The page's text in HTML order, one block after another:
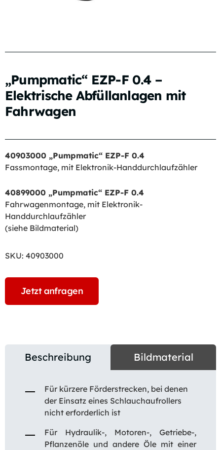
„Pumpmatic“ EZP-F 0.4 –
Elektrische Abfüllanlagen mit
Fahrwagen
40903000 „Pumpmatic“ EZP-F 0.4
Fassmontage, mit Elektronik-Handdurchlaufzähler
40899000 „Pumpmatic“ EZP-F 0.4
Fahrwagenmontage, mit Elektronik-
Handdurchlaufzähler
(siehe Bildmaterial)
SKU: 40903000
Jetzt anfragen
Beschreibung Bildmaterial
Für kürzere Förderstrecken, bei denen
der Einsatz eines Schlauchaufrollers
nicht erforderlich ist
Für Hydraulik-, Motoren-, Getriebe-,
Pflanzenöle und andere Öle mit einer